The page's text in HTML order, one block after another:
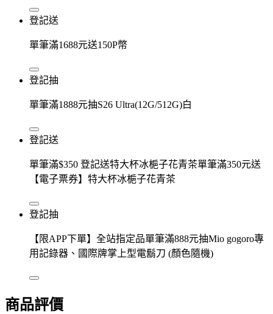
登記送
單筆滿1688元送150P幣
登記抽
單筆滿1888元抽S26 Ultra(12G/512G)白
登記送
單筆滿$350 登記送特大杯冰梔子花青茶單筆滿350元送
【電子票券】特大杯冰梔子花青茶
登記抽
【限APP下單】全站指定品單筆滿888元抽Mio gogoro專
用記錄器、國際牌掌上型電鬍刀 (顏色隨機)
商品評價